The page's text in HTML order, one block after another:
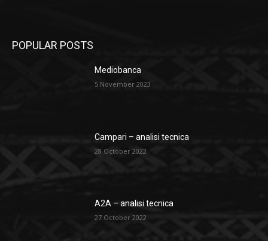
POPULAR POSTS
Mediobanca
5 November 2023
Campari – analisi tecnica
28 October 2022
A2A – analisi tecnica
27 October 2022